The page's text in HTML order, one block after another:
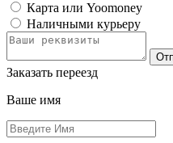
Карта или Yoomoney
Наличными курьеру
Заказать переезд
Ваше имя